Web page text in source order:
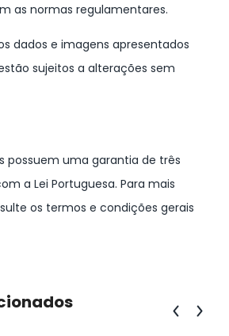
as normas regulamentares.
dados e imagens apresentados
sujeitos a alterações sem
possuem uma garantia de três
a Lei Portuguesa. Para mais
os termos e condições gerais